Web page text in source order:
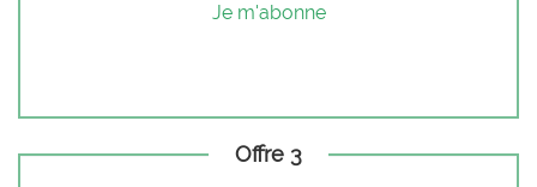
Je m'abonne
Offre 3